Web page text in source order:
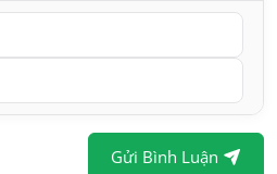
Gửi Bình Luận